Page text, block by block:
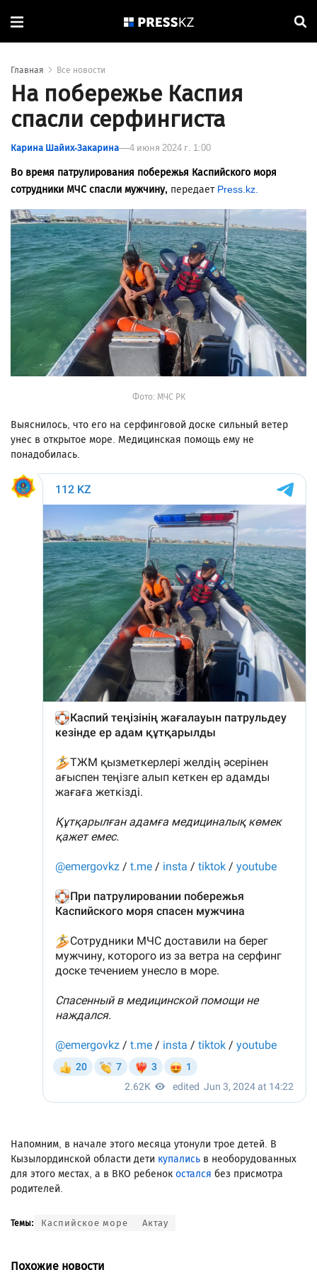
Главная Все новости
На побережье Каспия
спасли серфингиста
Карина Шайих-Закарина 4 июня 2024 г. 1:00
Во время патрулирования побережья Каспийского моря
сотрудники МЧС спасли мужчину, передает Press.kz.
Фото: МЧС РК
Выяснилось, что его на серфинговой доске сильный ветер
унес в открытое море. Медицинская помощь ему не
понадобилась.
Напомним, в начале этого месяца утонули трое детей. В
Кызылординской области дети купались в необорудованных
для этого местах, а в ВКО ребенок остался без присмотра
родителей.
Темы: Каспийское море Актау
Похожие новости